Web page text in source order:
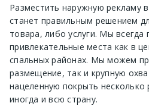
Разместить наружную рекламу
станет правильным решением
товара, либо услуги. Мы
привлекательные места как в
спальных районах. Мы можем
размещение, так и крупную
нацеленную покрыть несколько
иногда и всю страну.